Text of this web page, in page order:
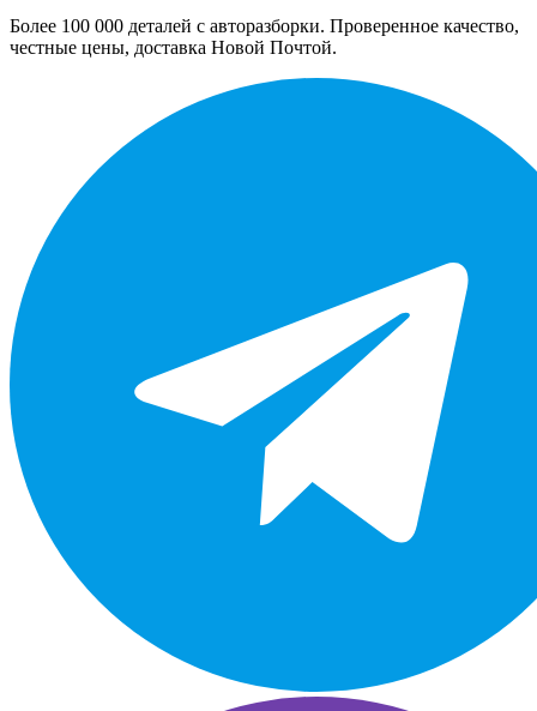
Более 100 000 деталей с авторазборки. Проверенное качество,
честные цены, доставка Новой Почтой.